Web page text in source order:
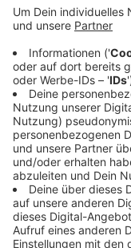
Anzeige
Es ist laut Stadt
einer über 7
bedeutenden
aus Bronze. In
Stadtwappen
hatte der Rat der
beschlossen und
Anzeige